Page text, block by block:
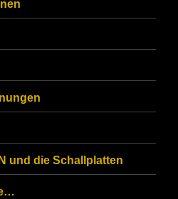
und die Schallplatten